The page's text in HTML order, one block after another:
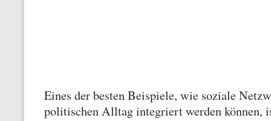
Eines der besten Beispiele, wie soziale
politischen Alltag integriert werden können,